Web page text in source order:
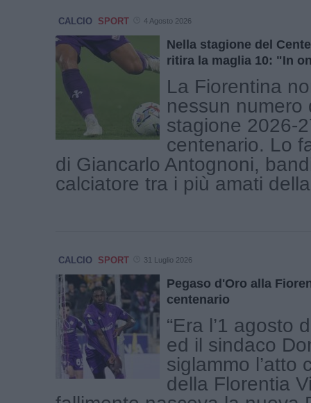
CALCIO SPORT 4 Agosto 2026
Nella stagione del
ritira la maglia 10: "In
La Fiorentina
nessun numero
stagione 2026-
centenario. Lo
di Giancarlo Antognoni,
calciatore tra i più amati
CALCIO SPORT 31 Luglio 2026
Pegaso d'Oro alla
centenario
“Era l’1 agosto
ed il sindaco
siglammo l’atto
della Florentia